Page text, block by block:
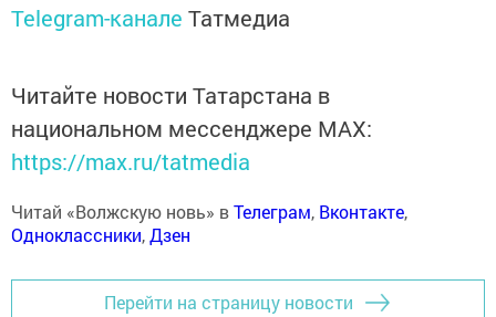
Telegram-канале Татмедиа
Читайте новости Татарстана в
национальном мессенджере MАХ:
https://max.ru/tatmedia
Читай «Волжскую новь» вТелеграм, Вконтакте,
Одноклассники,Дзен
Перейти на страницу новости